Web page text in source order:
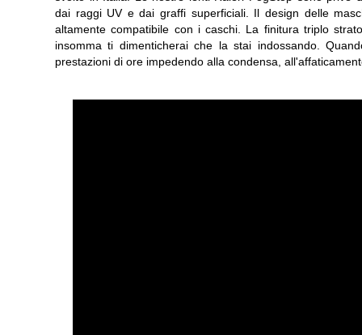
dai raggi UV e dai graffi superficiali. Il design delle
altamente compatibile con i caschi. La finitura triplo
insomma ti dimenticherai che la stai indossando.
prestazioni di ore impedendo alla condensa,